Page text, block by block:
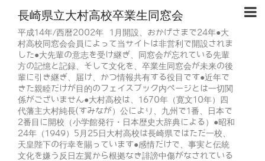
長崎県立大村高校卒業生同窓会
平成14年/西暦2002年 1月開設、おかげさまで24年●大
村高校同窓会会員によって当サイトは非営利で開設されま
した●大先輩の意志を受け継ぎ、同窓会が忘れている先輩
方の記憶と記録、そして文化を、卒業生同窓会が未来の後
輩に引き継ぎ、届け、かつ情報共有する役目です●近年で
きた親睦だけが目的のフェイスブック内ページとは一切関
係がございません●大村高校は、1670年（寛文10年）四
代藩主大村純長(すみなが）公により、九州で1番、日本で
2番目に開校（小学館発行・日本歴史大辞典による）●昭和
24年（1949）5月25日大村高校は長崎県ではただ一校、
天皇陛下の行幸を賜っています●感情だけで、事実と伝統
文化を嫌う反日左翼から根拠なき誹謗中傷がなされている